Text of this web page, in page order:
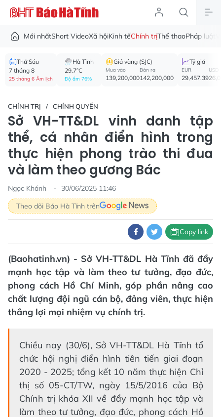
Mới nhấtShort VideoXã hộiKinh tếChính trịThể thaoPháp luật
Thứ Sáu
7 tháng 8
25 tháng 6 Âm lịch
Hà Tĩnh
29.7°C
Độ ẩm 76%
Giá vàng (SJC)
Mua vào
139,200,000
Bán ra
142,200,000
Tỷ giá
EUR
29,457.39
USD
CHÍNH TRỊ CHÍNH QUYỀN
Sở VH-TT&DL vinh danh tập
thể, cá nhân điển hình trong
thực hiện phong trào thi đua
và làm theo gương Bác
Ngọc Khánh
30/06/2025 11:46
Theo dõi Báo Hà Tĩnh trên
Copy link
(Baohatinh.vn) - Sở VH-TT&DL Hà Tĩnh đã đẩy
mạnh học tập và làm theo tư tưởng, đạo đức,
phong cách Hồ Chí Minh, góp phần nâng cao
chất lượng đội ngũ cán bộ, đảng viên, thực hiện
thắng lợi mọi nhiệm vụ chính trị.
Chiều nay (30/6), Sở VH-TT&DL Hà Tĩnh tổ
chức hội nghị điển hình tiên tiến giai đoạn
2020 - 2025; tổng kết 10 năm thực hiện Chỉ
thị số 05-CT/TW, ngày 15/5/2016 của Bộ
Chính trị khóa XII về đẩy mạnh học tập và
làm theo tư tưởng, đạo đức, phong cách Hồ